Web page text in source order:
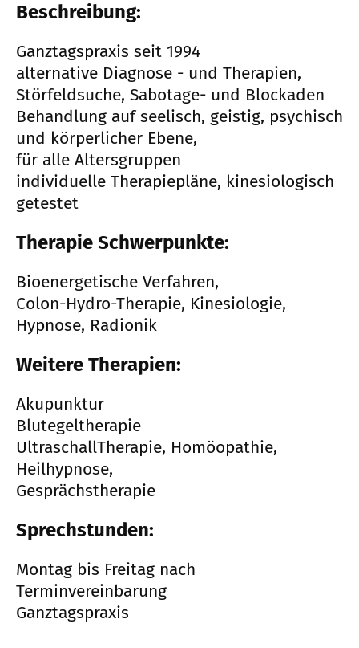
Beschreibung:
Ganztagspraxis seit 1994
alternative Diagnose - und Therapien,
Störfeldsuche, Sabotage- und Blockaden
Behandlung auf seelisch, geistig, psychisch
und körperlicher Ebene,
für alle Altersgruppen
individuelle Therapiepläne, kinesiologisch
getestet
Therapie Schwerpunkte:
Bioenergetische Verfahren,
Colon-Hydro-Therapie, Kinesiologie,
Hypnose, Radionik
Weitere Therapien:
Akupunktur
Blutegeltherapie
UltraschallTherapie, Homöopathie,
Heilhypnose,
Gesprächstherapie
Sprechstunden:
Montag bis Freitag nach
Terminvereinbarung
Ganztagspraxis